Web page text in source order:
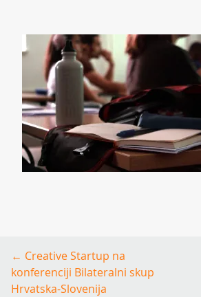
Post
navigation
← Creative Startup na
konferenciji Bilateralni skup
Hrvatska-Slovenija